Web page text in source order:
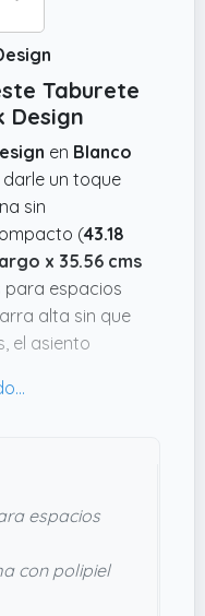
Taburete
Design
en Blanco
un toque
sin
(43.18
x 35.56 cms
espacios
alta sin que
el asiento
comida o café,
de2.7 kg
pesado. Lo
y viene con
espacios
con polipiel